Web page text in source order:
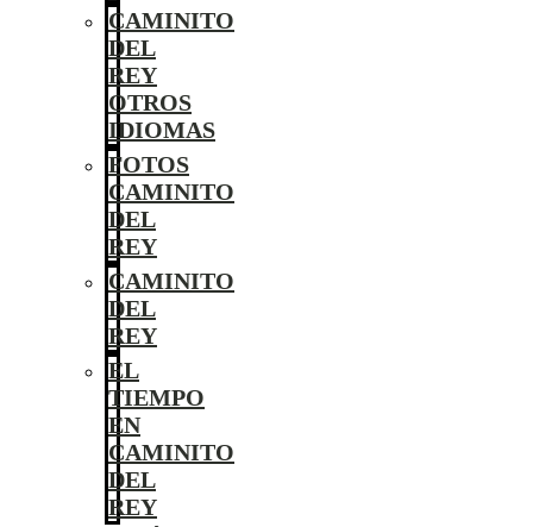
CAMINITO
DEL
REY
OTROS
IDIOMAS
FOTOS
CAMINITO
DEL
REY
CAMINITO
DEL
REY
EL
TIEMPO
EN
CAMINITO
DEL
REY